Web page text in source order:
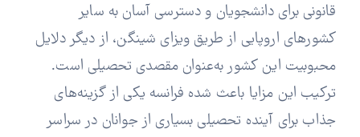
قانونی برای دانشجویان و دسترسی آسان به سایر
کشورهای اروپایی از طریق ویزای شینگن، از دیگر دلایل
محبوبیت این کشور به‌عنوان مقصدی تحصیلی است.
ترکیب این مزایا باعث شده فرانسه یکی از گزینه‌های
جذاب برای آینده تحصیلی بسیاری از جوانان در سراسر